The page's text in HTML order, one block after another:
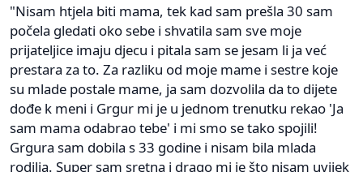
"Nisam htjela biti mama, tek kad sam prešla 30 sam
počela gledati oko sebe i shvatila sam sve moje
prijateljice imaju djecu i pitala sam se jesam li ja već
prestara za to. Za razliku od moje mame i sestre koje
su mlade postale mame, ja sam dozvolila da to dijete
dođe k meni i Grgur mi je u jednom trenutku rekao 'Ja
sam mama odabrao tebe' i mi smo se tako spojili!
Grgura sam dobila s 33 godine i nisam bila mlada
rodilja. Super sam sretna i drago mi je što nisam uvijek